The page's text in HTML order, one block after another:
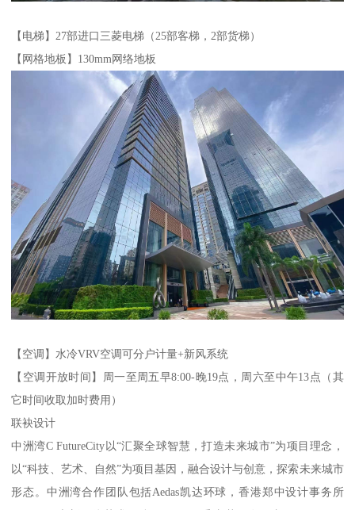
【电梯】27部进口三菱电梯（25部客梯，2部货梯）
【网格地板】130mm网络地板
【空调】水冷VRV空调可分户计量+新风系统
【空调开放时间】周一至周五早8:00-晚19点，周六至中午13点（其
它时间收取加时费用）
联袂设计
中洲湾C FutureCity以“汇聚全球智慧，打造未来城市”为项目理念，
以“科技、艺术、自然”为项目基因，融合设计与创意，探索未来城市
形态。中洲湾合作团队包括Aedas凯达环球，香港郑中设计事务所